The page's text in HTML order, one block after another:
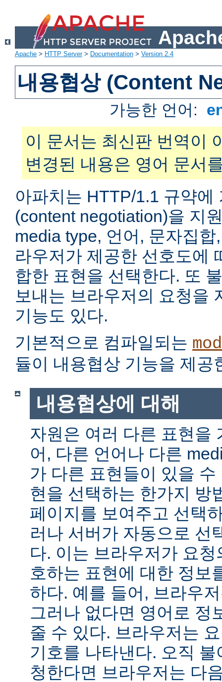
Apache > HTTP Server> Documentation > Version 2.4
내용협상 (Content
가능한 언어:
이 문서는 최신판 번역이
변경된 내용은 영어 문서
아파치는 HTTP/1.1 규약에
(content negotiation)을 지
media type, 언어, 문자집
라우저가 제공한 선호도에
합한 표현을 선택한다. 또
보내는 브라우저의 요청을
기능도 있다.
기본적으로 컴파일되는
듈이 내용협상 기능을 제공
내용협상에 대해
자원은 여러 다른 표현을
어, 다른 언어나 다른
가 다른 표현들이 있을
현을 선택하는 한가지 방
페이지를 보여주고 선택
러나 서버가 자동으로 선
다. 이는 브라우저가 요
호하는 표현에 대한 정보
하다. 예를 들어, 브라우
그러나 없다면 영어로 정
줄 수 있다. 브라우저는
기호를 나타낸다. 오직
청한다면 브라우저는 다